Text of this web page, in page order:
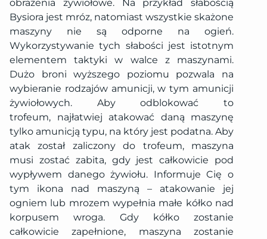
obrażenia żywiołowe. Na przykład słabością
Bysiora jest mróz, natomiast wszystkie skażone
maszyny nie są odporne na ogień.
Wykorzystywanie tych słabości jest istotnym
elementem taktyki w walce z maszynami.
Dużo broni wyższego poziomu pozwala na
wybieranie rodzajów amunicji, w tym amunicji
żywiołowych. Aby odblokować to
trofeum, najłatwiej atakować daną maszynę
tylko amunicją typu, na który jest podatna. Aby
atak został zaliczony do trofeum, maszyna
musi zostać zabita, gdy jest całkowicie pod
wypływem danego żywiołu. Informuje Cię o
tym ikona nad maszyną – atakowanie jej
ogniem lub mrozem wypełnia małe kółko nad
korpusem wroga. Gdy kółko zostanie
całkowicie zapełnione, maszyna zostanie